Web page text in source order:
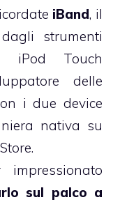
iBand, il
strumenti
iPod Touch
delle
i due device
nativa su
sul palco a